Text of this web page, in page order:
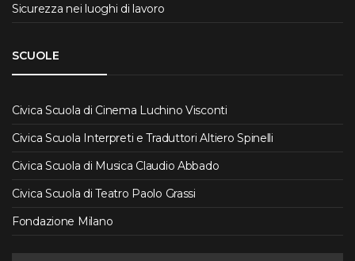
Sicurezza nei luoghi di lavoro
SCUOLE
Civica Scuola di Cinema Luchino Visconti
Civica Scuola Interpreti e Traduttori Altiero Spinelli
Civica Scuola di Musica Claudio Abbado
Civica Scuola di Teatro Paolo Grassi
Fondazione Milano